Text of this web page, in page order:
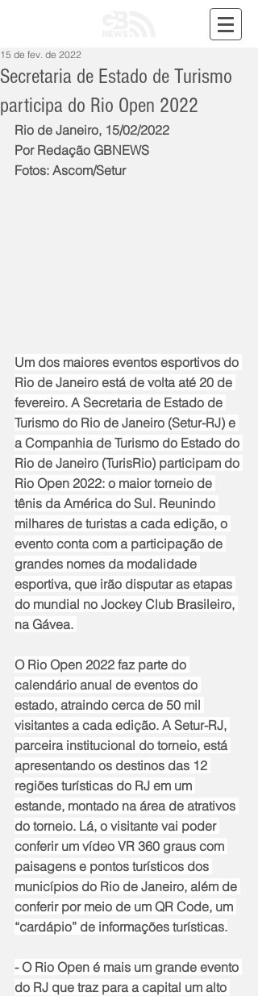
Secretaria de Estado de Turismo
participa do Rio Open 2022
15 de fev. de 2022
Rio de Janeiro, 15/02/2022
Por Redação GBNEWS
Fotos: Ascom/Setur
Um dos maiores eventos esportivos do
Rio de Janeiro está de volta até 20 de
fevereiro. A Secretaria de Estado de
Turismo do Rio de Janeiro (Setur-RJ) e
a Companhia de Turismo do Estado do
Rio de Janeiro (TurisRio) participam do
Rio Open 2022: o maior torneio de
tênis da América do Sul. Reunindo
milhares de turistas a cada edição, o
evento conta com a participação de
grandes nomes da modalidade
esportiva, que irão disputar as etapas
do mundial no Jockey Club Brasileiro,
na Gávea.
O Rio Open 2022 faz parte do
calendário anual de eventos do
estado, atraindo cerca de 50 mil
visitantes a cada edição. A Setur-RJ,
parceira institucional do torneio, está
apresentando os destinos das 12
regiões turísticas do RJ em um
estande, montado na área de atrativos
do torneio. Lá, o visitante vai poder
conferir um vídeo VR 360 graus com
paisagens e pontos turísticos dos
municípios do Rio de Janeiro, além de
conferir por meio de um QR Code, um
“cardápio” de informações turísticas.
- O Rio Open é mais um grande evento
do RJ que traz para a capital um alto